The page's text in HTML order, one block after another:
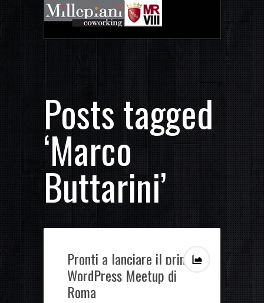
Posts tagged
‘Marco
Buttarini’
Pronti a lanciare il primo
WordPress Meetup di
Roma